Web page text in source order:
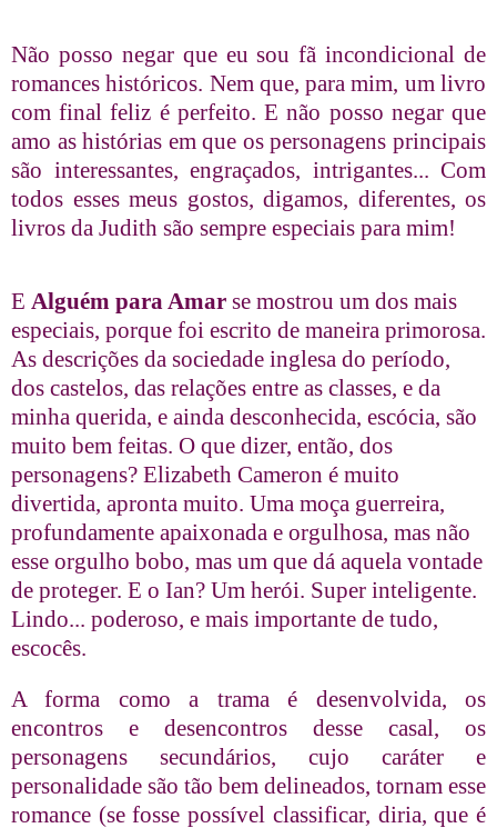
Não posso negar que eu sou fã incondicional de
romances históricos. Nem que, para mim, um livro
com final feliz é perfeito. E não posso negar que
amo as histórias em que os personagens principais
são interessantes, engraçados, intrigantes... Com
todos esses meus gostos, digamos, diferentes, os
livros da Judith são sempre especiais para mim!
E Alguém para Amar se mostrou um dos mais
especiais, porque foi escrito de maneira primorosa.
As descrições da sociedade inglesa do período,
dos castelos, das relações entre as classes, e da
minha querida, e ainda desconhecida, escócia, são
muito bem feitas. O que dizer, então, dos
personagens? Elizabeth Cameron é muito
divertida, apronta muito. Uma moça guerreira,
profundamente apaixonada e orgulhosa, mas não
esse orgulho bobo, mas um que dá aquela vontade
de proteger. E o Ian? Um herói. Super inteligente.
Lindo... poderoso, e mais importante de tudo,
escocês.
A forma como a trama é desenvolvida, os
encontros e desencontros desse casal, os
personagens secundários, cujo caráter e
personalidade são tão bem delineados, tornam esse
romance (se fosse possível classificar, diria, que é